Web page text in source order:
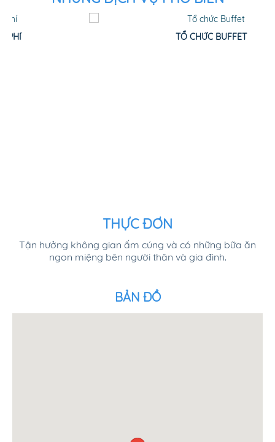
TỔ CHỨC BUFFET
THỰC ĐƠN
Tận hưởng không gian ấm cúng và có những bữa ăn
ngon miệng bên người thân và gia đình.
BẢN ĐỒ